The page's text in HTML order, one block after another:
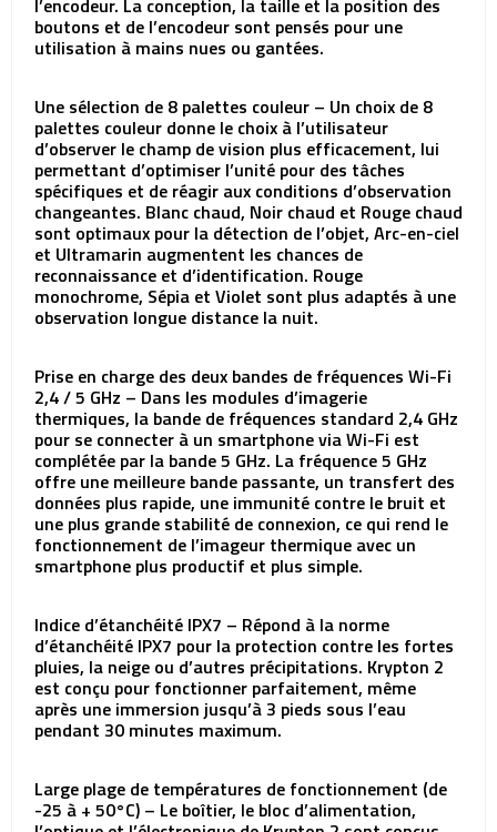
l’encodeur. La conception, la taille et la position des
boutons et de l’encodeur sont pensés pour une
utilisation à mains nues ou gantées.
Une sélection de 8 palettes couleur – Un choix de 8
palettes couleur donne le choix à l’utilisateur
d’observer le champ de vision plus efficacement, lui
permettant d’optimiser l’unité pour des tâches
spécifiques et de réagir aux conditions d’observation
changeantes. Blanc chaud, Noir chaud et Rouge chaud
sont optimaux pour la détection de l’objet, Arc-en-ciel
et Ultramarin augmentent les chances de
reconnaissance et d’identification. Rouge
monochrome, Sépia et Violet sont plus adaptés à une
observation longue distance la nuit.
Prise en charge des deux bandes de fréquences Wi-Fi
2,4 / 5 GHz – Dans les modules d’imagerie
thermiques, la bande de fréquences standard 2,4 GHz
pour se connecter à un smartphone via Wi-Fi est
complétée par la bande 5 GHz. La fréquence 5 GHz
offre une meilleure bande passante, un transfert des
données plus rapide, une immunité contre le bruit et
une plus grande stabilité de connexion, ce qui rend le
fonctionnement de l’imageur thermique avec un
smartphone plus productif et plus simple.
Indice d’étanchéité IPX7 – Répond à la norme
d’étanchéité IPX7 pour la protection contre les fortes
pluies, la neige ou d’autres précipitations. Krypton 2
est conçu pour fonctionner parfaitement, même
après une immersion jusqu’à 3 pieds sous l’eau
pendant 30 minutes maximum.
Large plage de températures de fonctionnement (de
-25 à + 50°C) – Le boîtier, le bloc d’alimentation,